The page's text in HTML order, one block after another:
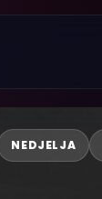
NEDJELJA